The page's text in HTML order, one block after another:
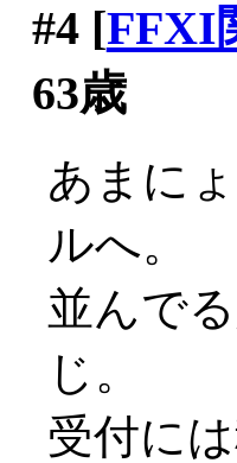
#4[FFXI
63歳
あまに
ルへ。
並んで
じ。
受付に